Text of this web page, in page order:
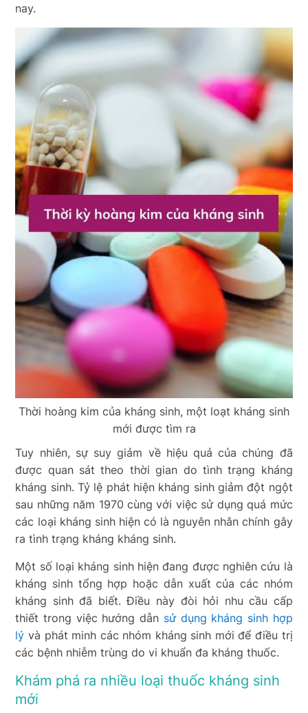
nay.
Thời hoàng kim của kháng sinh, một loạt kháng sinh
mới được tìm ra
Tuy nhiên, sự suy giảm về hiệu quả của chúng đã
được quan sát theo thời gian do tình trạng kháng
kháng sinh. Tỷ lệ phát hiện kháng sinh giảm đột ngột
sau những năm 1970 cùng với việc sử dụng quá mức
các loại kháng sinh hiện có là nguyên nhân chính gây
ra tình trạng kháng kháng sinh.
Một số loại kháng sinh hiện đang được nghiên cứu là
kháng sinh tổng hợp hoặc dẫn xuất của các nhóm
kháng sinh đã biết. Điều này đòi hỏi nhu cầu cấp
thiết trong việc hướng dẫn sử dụng kháng sinh hợp
lý và phát minh các nhóm kháng sinh mới để điều trị
các bệnh nhiễm trùng do vi khuẩn đa kháng thuốc.
Khám phá ra nhiều loại thuốc kháng sinh
mới